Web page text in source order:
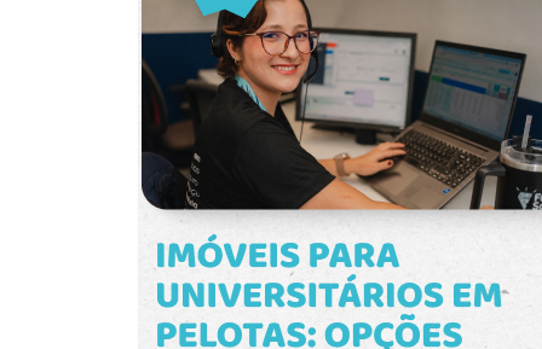
conforto - Cozinha funcional, com
excelente aproveitamento de espaço e
ótima circulação - Ampla área de
serviço, trazendo mais praticidade para
a rotina da casa - Dependência
completa, oferecendo versatilidade
para escritório, apoio doméstico ou
armazenamento - 1 vaga de garagem,
garantindo mais comodidade e
segurança Infraestrutura do
condomínio: Portaria 24 horas,
proporcionando mais tranquilidade aos